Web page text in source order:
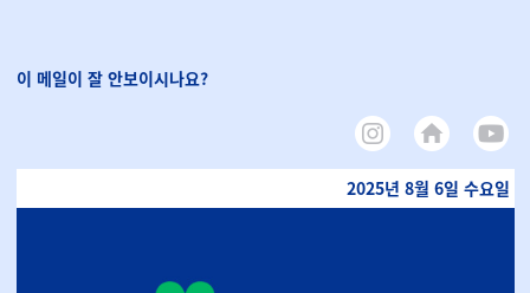
이 메일이 잘 안보이시나요?
2025년 8월 6일 수요일